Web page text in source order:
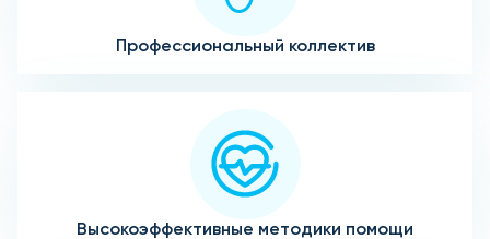
Профессиональный коллектив
Высокоэффективные методики помощи